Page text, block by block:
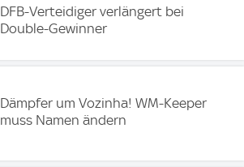
DFB-Verteidiger verlängert bei
Double-Gewinner
Dämpfer um Vozinha! WM-Keeper
muss Namen ändern